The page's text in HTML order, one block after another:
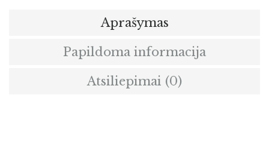
Aprašymas
Papildoma informacija
Atsiliepimai (0)